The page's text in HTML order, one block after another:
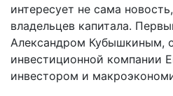
интересует не сама
владельцев капитала.
Александром Кубышкиным,
инвестиционной компании
инвестором и